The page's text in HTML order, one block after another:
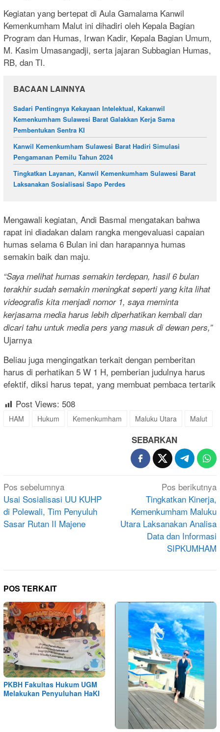
Kegiatan yang bertepat di Aula Gamalama Kanwil
Kemenkumham Malut ini dihadiri oleh Kepala Bagian
Program dan Humas, Irwan Kadir, Kepala Bagian Umum,
M. Kasim Umasangadji, serta jajaran Subbagian Humas,
RB, dan TI.
BACAAN LAINNYA
Sadari Pentingnya Kekayaan Intelektual, Kakanwil
Kemenkumham Sulawesi Barat Galakkan Kerja Sama
Pembentukan Sentra KI
Kanwil Kemenkumham Sulawesi Barat Hadiri Simulasi
Pengamanan Pemilu Tahun 2024
Tingkatkan Layanan, Kanwil Kemenkumham Sulawesi Barat
Laksanakan Sosialisasi Sapo Perdes
Mengawali kegiatan, Andi Basmal mengatakan bahwa
rapat ini diadakan dalam rangka mengevaluasi capaian
humas selama 6 Bulan ini dan harapannya humas
semakin baik dan maju.
“Saya melihat humas semakin terdepan, hasil 6 bulan
terakhir sudah semakin meningkat seperti yang kita lihat
videografis kita menjadi nomor 1, saya meminta
kerjasama media harus lebih diperhatikan kembali dan
dicari tahu untuk media pers yang masuk di dewan pers,”
Ujarnya
Beliau juga mengingatkan terkait dengan pemberitan
harus di perhatikan 5 W 1 H, pemberian judulnya harus
efektif, diksi harus tepat, yang membuat pembaca tertarik
Post Views: 508
HAM Hukum Kemenkumham Maluku Utara Malut
SEBARKAN
Navigasi
pos
Pos sebelumnya
Usai Sosialisasi UU KUHP
di Polewali, Tim Penyuluh
Sasar Rutan II Majene
Pos berikutnya
Tingkatkan Kinerja,
Kemenkumham Maluku
Utara Laksanakan Analisa
Data dan Informasi
SIPKUMHAM
POS TERKAIT
PKBH Fakultas Hukum UGM
Melakukan Penyuluhan HaKI